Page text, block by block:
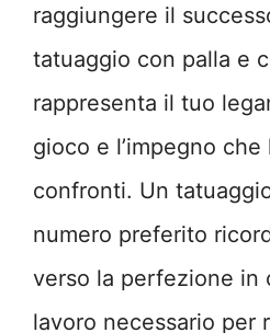
raggiungere il
tatuaggio con palla e
rappresenta il tuo
gioco e l’impegno
confronti. Un
numero preferito
verso la perfezione in
lavoro necessario per